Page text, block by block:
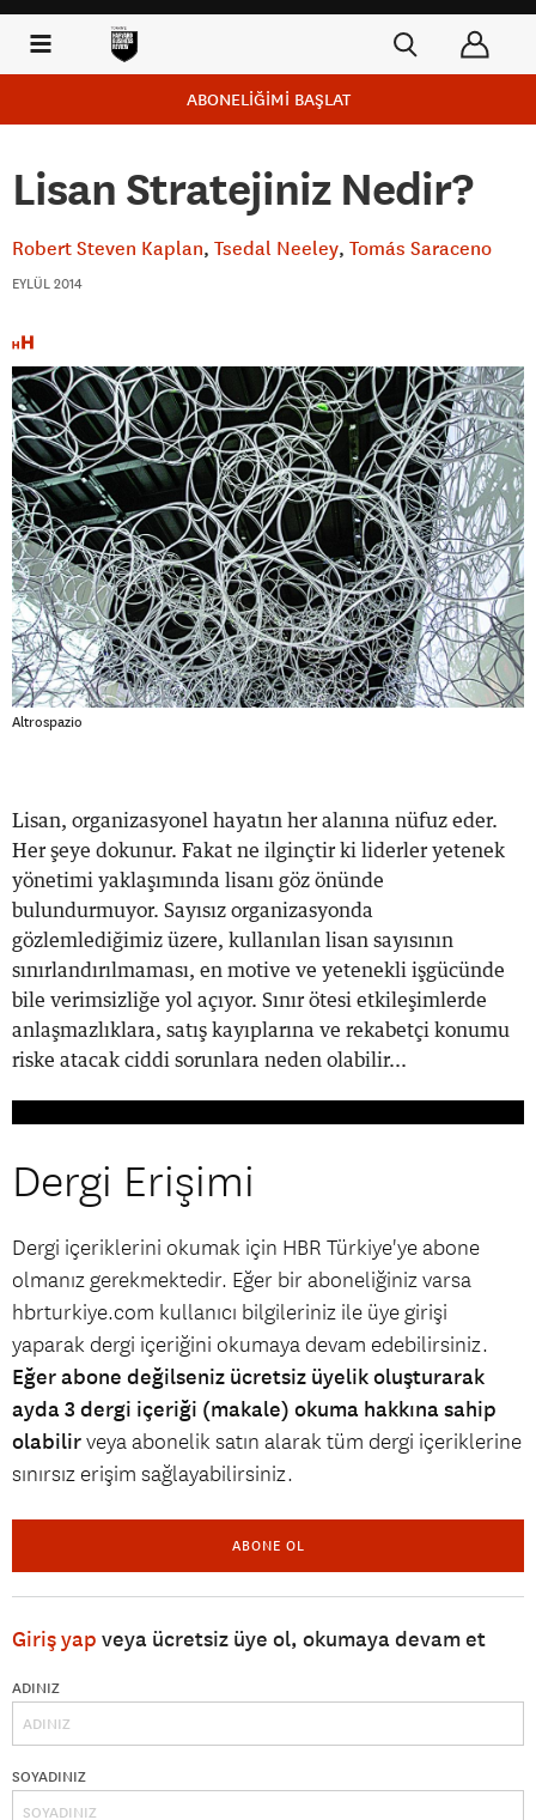
ABONELİĞİMİ BAŞLAT
Lisan Stratejiniz Nedir?
Robert Steven Kaplan Tsedal Neeley Tomás Saraceno
EYLÜL 2014
Altrospazio
Lisan, organizasyonel hayatın her alanına nüfuz eder.
Her şeye dokunur. Fakat ne ilginçtir ki liderler yetenek
yönetimi yaklaşımında lisanı göz önünde
bulundurmuyor. Sayısız organizasyonda
gözlemlediğimiz üzere, kullanılan lisan sayısının
sınırlandırılmaması, en motive ve yetenekli işgücünde
bile verimsizliğe yol açıyor. Sınır ötesi etkileşimlerde
anlaşmazlıklara, satış kayıplarına ve rekabetçi konumu
riske atacak ciddi sorunlara neden olabilir...
Dergi Erişimi
Dergi içeriklerini okumak için HBR Türkiye'ye abone
olmanız gerekmektedir. Eğer bir aboneliğiniz varsa
hbrturkiye.com kullanıcı bilgileriniz ile üye girişi
yaparak dergi içeriğini okumaya devam edebilirsiniz.
Eğer abone değilseniz ücretsiz üyelik oluşturarak
ayda 3 dergi içeriği (makale) okuma hakkına sahip
olabilirveya abonelik satın alarak tüm dergi içeriklerine
sınırsız erişim sağlayabilirsiniz.
ABONE OL
Giriş yap veya ücretsiz üye ol, okumaya devam et
ADINIZ
SOYADINIZ